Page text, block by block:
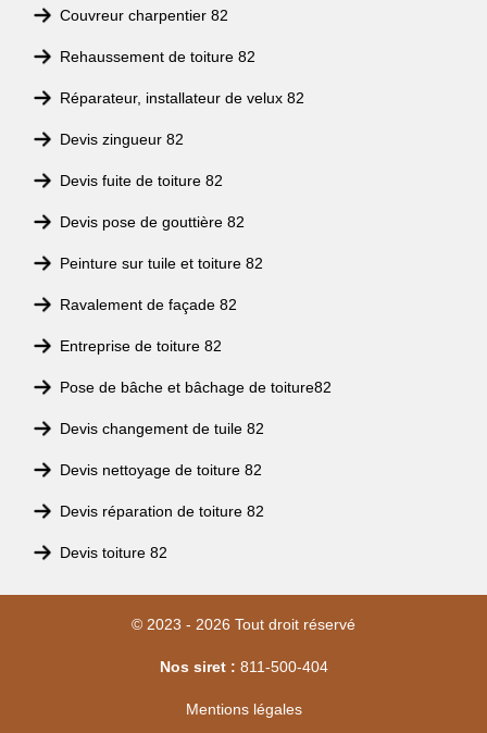
Couvreur charpentier 82
Rehaussement de toiture 82
Réparateur, installateur de velux 82
Devis zingueur 82
Devis fuite de toiture 82
Devis pose de gouttière 82
Peinture sur tuile et toiture 82
Ravalement de façade 82
Entreprise de toiture 82
Pose de bâche et bâchage de toiture82
Devis changement de tuile 82
Devis nettoyage de toiture 82
Devis réparation de toiture 82
Devis toiture 82
© 2023 - 2026 Tout droit réservé
Nos siret : 811-500-404
Mentions légales